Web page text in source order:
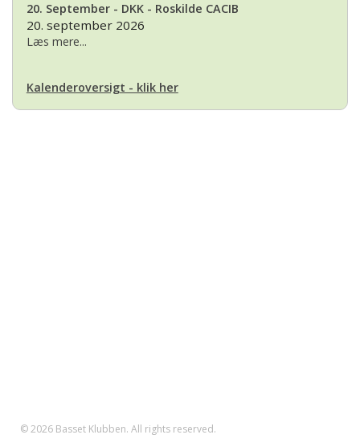
20. September - DKK - Roskilde CACIB
20. september 2026
Læs mere...
Kalenderoversigt - klik her
© 2026 Basset Klubben. All rights reserved.